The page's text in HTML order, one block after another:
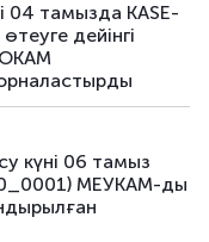
04 тамызда KASE-
дейінгі
күні 06 тамыз
МЕУКАМ-ды